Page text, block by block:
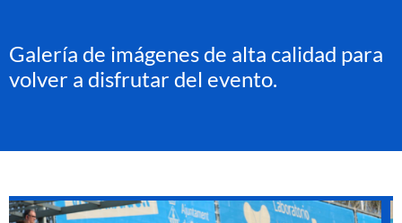
Galería de imágenes de alta calidad para
volver a disfrutar del evento.